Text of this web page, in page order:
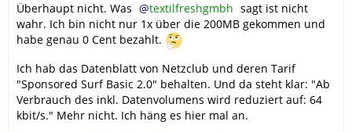
Überhaupt nicht. Was textilfreshgmbh sagt ist nicht
wahr. Ich bin nicht nur 1x über die 200MB gekommen und
habe genau 0 Cent bezahlt.
Ich hab das Datenblatt von Netzclub und deren Tarif
"Sponsored Surf Basic 2.0" behalten. Und da steht klar: "Ab
Verbrauch des inkl. Datenvolumens wird reduziert auf: 64
kbit/s." Mehr nicht. Ich häng es hier mal an.